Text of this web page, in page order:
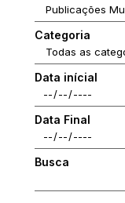
Categoria
Data inícial
Data Final
Busca